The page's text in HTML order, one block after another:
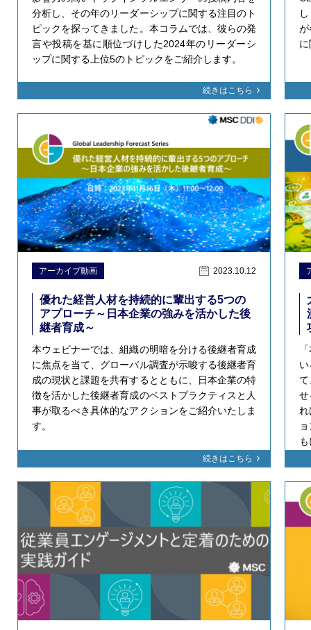
分析し、その年のリーダーシップに関する注目のト
ピックを探ってきました。本コラムでは、彼らの発
言や投稿を基に順位づけした2024年のリーダーシ
ップに関する上位5のトピックをご紹介します。
続きはこちら
が
アーカイブ動画 2023.10.12
優れた経営人材を持続的に輩出する5つの
アプローチ～日本企業の強みを活かした後
継者育成～
本ウェビナーでは、組織の明暗を分ける後継者育成
に焦点を当て、グローバル調査が示唆する後継者育
成の現状と課題を共有するとともに、日本企業の特
徴を活かした後継者育成のベストプラクティスと人
事が取るべき具体的なアクションをご紹介いたしま
す。
続きはこちら
て
せ
れ